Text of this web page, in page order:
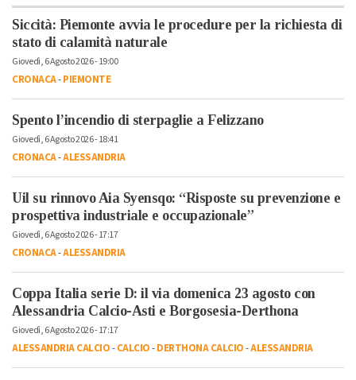
Siccità: Piemonte avvia le procedure per la richiesta di
stato di calamità naturale
Giovedì, 6 Agosto 2026 - 19:00
CRONACA-PIEMONTE
Spento l’incendio di sterpaglie a Felizzano
Giovedì, 6 Agosto 2026 - 18:41
CRONACA-ALESSANDRIA
Uil su rinnovo Aia Syensqo: “Risposte su prevenzione e
prospettiva industriale e occupazionale”
Giovedì, 6 Agosto 2026 - 17:17
CRONACA-ALESSANDRIA
Coppa Italia serie D: il via domenica 23 agosto con
Alessandria Calcio-Asti e Borgosesia-Derthona
Giovedì, 6 Agosto 2026 - 17:17
ALESSANDRIA CALCIO-CALCIO-DERTHONA CALCIO-ALESSANDRIA